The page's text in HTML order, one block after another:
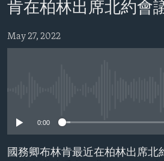
Skip
to
main
RADIO
REGIONS
EUROPE
MIDDLE EAST
AID AND DEVELOPMENT
DEMOCRACY AND GOVERNANCE
FOLLOW US
肯在柏林出席北約會
May 27, 2022
0:00
國務卿布林肯最近在柏林出席北